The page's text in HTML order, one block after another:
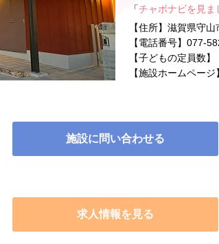
「チャボナビを見ま
【住所】 滋賀県守山
【電話番号】 077-
【子どもの定員数】
【施設ホームページ】
施設に問い合わせる
求人情報を見る